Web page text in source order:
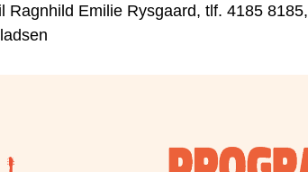
Ragnhild Emilie Rysgaard, tlf. 4185 8185,